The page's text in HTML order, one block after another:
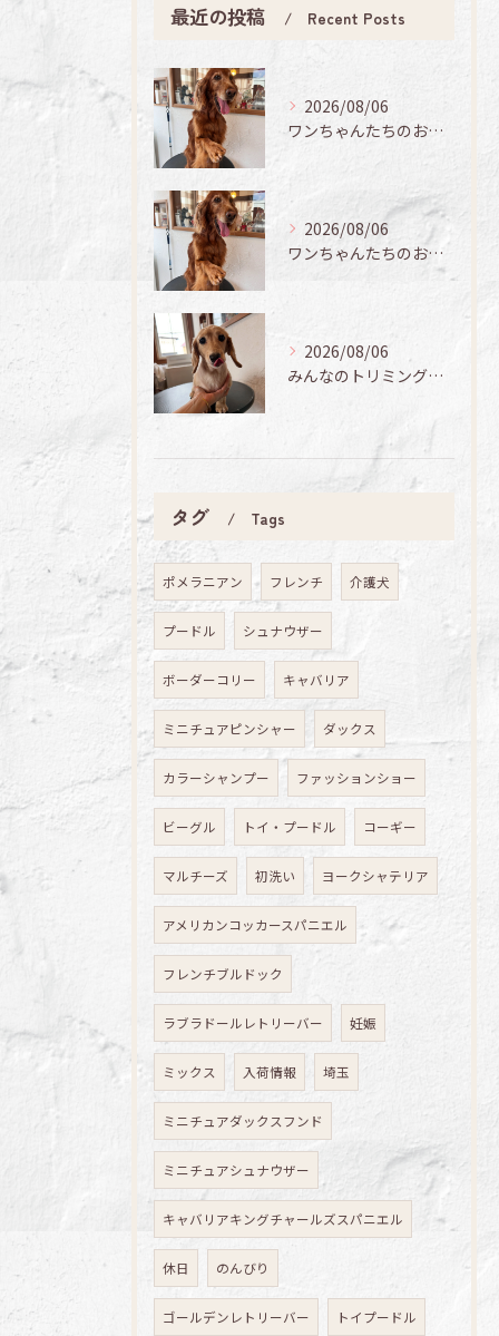
最近の投稿 Recent Posts
2026/08/06
ワンちゃんたちのお手入れ日記🐶✨
2026/08/06
ワンちゃんたちのお手入れ日記🐶✨
2026/08/06
みんなのトリミング日記🌟
タグ Tags
ポメラニアン フレンチ 介護犬
プードル シュナウザー
ボーダーコリー キャバリア
ミニチュアピンシャー ダックス
カラーシャンプー ファッションショー
ビーグル トイ・プードル コーギー
マルチーズ 初洗い ヨークシャテリア
アメリカンコッカースパニエル
フレンチブルドック
ラブラドールレトリーバー 妊娠
ミックス 入荷情報 埼玉
ミニチュアダックスフンド
ミニチュアシュナウザー
キャバリアキングチャールズスパニエル
休日 のんびり
ゴールデンレトリーバー トイプードル